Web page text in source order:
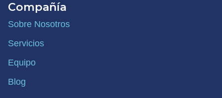
Compañía
Sobre Nosotros
Servicios
Equipo
Blog